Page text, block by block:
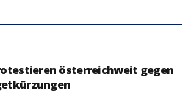
österreichweit gegen